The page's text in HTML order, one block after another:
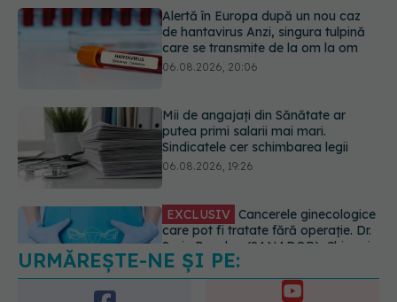
Mii de angajați din Sănătate ar
putea primi salarii mai mari.
Sindicatele cer schimbarea legii
06.08.2026, 19:26
EXCLUSIV
Cancerele ginecologice
care pot fi tratate fără operație. Dr.
Sorin Bogdan (SANADOR): Chirurgia
este indicată doar punctual, pentru
anumite categorii de paciente
EXCLUSIV Brahiterapie vs
radioterapie externă în cancerul
ginecologic. Dr. Sorin Bogdan
(SANADOR) explică diferența și
cum acționează tratamentul
URMĂREȘTE-NE ȘI PE:
URMĂRITORI 6560
ABONAȚI